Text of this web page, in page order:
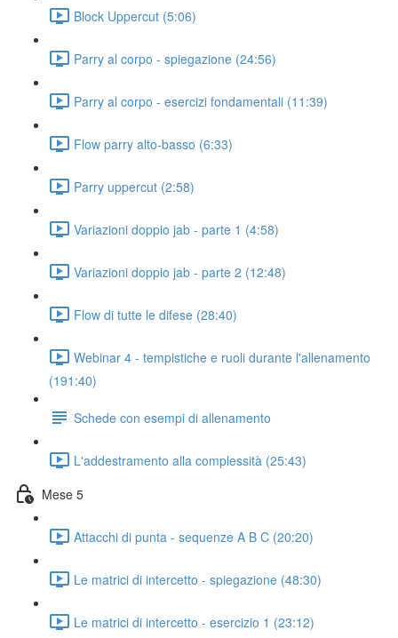
Block Uppercut (5:06)
Parry al corpo - spiegazione (24:56)
Parry al corpo - esercizi fondamentali (11:39)
Flow parry alto-basso (6:33)
Parry uppercut (2:58)
Variazioni doppio jab - parte 1 (4:58)
Variazioni doppio jab - parte 2 (12:48)
Flow di tutte le difese (28:40)
Webinar 4 - tempistiche e ruoli durante l'allenamento
(191:40)
Schede con esempi di allenamento
L'addestramento alla complessità (25:43)
Mese 5
Attacchi di punta - sequenze A B C (20:20)
Le matrici di intercetto - spiegazione (48:30)
Le matrici di intercetto - esercizio 1 (23:12)